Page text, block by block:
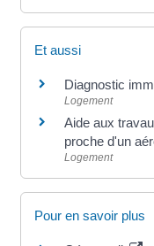
Et aussi
Diagnostic
Logement
Aide aux
proche d'un
Logement
Pour en savoir plus